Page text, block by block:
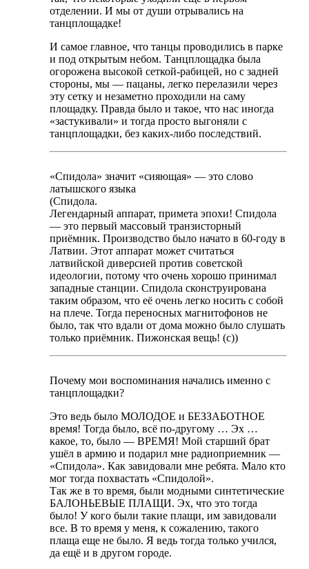
отделении. И мы от души отрывались на
танцплощадке!
И самое главное, что танцы проводились в парке
и под открытым небом. Танцплощадка была
огорожена высокой сеткой-рабицей, но с задней
стороны, мы — пацаны, легко перелазили через
эту сетку и незаметно проходили на саму
площадку. Правда было и такое, что нас иногда
«застукивали» и тогда просто выгоняли с
танцплощадки, без каких-либо последствий.
«Спидола» значит «сияющая» — это слово
латышского языка
(Спидола.
Легендарный аппарат, примета эпохи! Спидола
— это первый массовый транзисторный
приёмник. Производство было начато в 60-году в
Латвии. Этот аппарат может считаться
латвийской диверсией против советской
идеологии, потому что очень хорошо принимал
западные станции. Спидола сконструирована
таким образом, что её очень легко носить с собой
на плече. Тогда переносных магнитофонов не
было, так что вдали от дома можно было слушать
только приёмник. Пижонская вещь! (с))
Почему мои воспоминания начались именно с
танцплощадки?
Это ведь было МОЛОДОЕ и БЕЗЗАБОТНОЕ
время! Тогда было, всё по-другому … Эх …
какое, то, было — ВРЕМЯ! Мой старший брат
ушёл в армию и подарил мне радиоприемник —
«Спидола». Как завидовали мне ребята. Мало кто
мог тогда похвастать «Спидолой».
Так же в то время, были модными синтетические
БАЛОНЬЕВЫЕ ПЛАЩИ. Эх, что это тогда
было! У кого были такие плащи, им завидовали
все. В то время у меня, к сожалению, такого
плаща еще не было. Я ведь тогда только учился,
да ещё и в другом городе.